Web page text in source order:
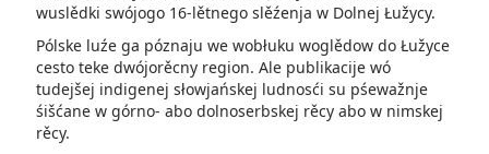
wuslědki swójogo 16-lětnego slěźenja w Dolnej Łužycy.
Pólske luźe ga póznaju we wobłuku woglědow do Łužyce
cesto teke dwójorěcny region. Ale publikacije wó
tudejšej indigenej słowjańskej ludnosći su pśewažnje
śišćane w górno- abo dolnoserbskej rěcy abo w nimskej
rěcy.